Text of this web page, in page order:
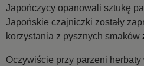
Japończycy opanowali sztukę
Japońskie czajniczki zostały
korzystania z pysznych smaków
Oczywiście przy parzeni